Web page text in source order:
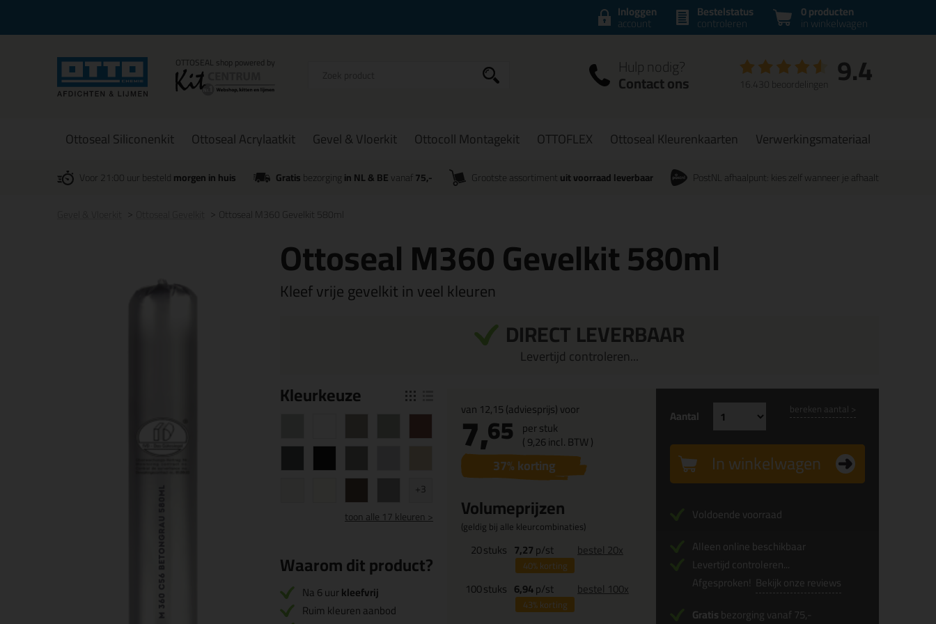
0 producten
in winkelwagen
Bestelstatus
controleren
Inloggen
account
Hulp nodig?
Contact ons 9.4
16.430 beoordelingen
Ottoseal Siliconenkit Ottoseal Acrylaatkit Gevel & Vloerkit Ottocoll Montagekit OTTOFLEX Ottoseal Kleurenkaarten Verwerkingsmateriaal
Voor 21:00 uur besteldmorgen in huis Gratisbezorgingin NL & BEvanaf 75,- Grootste assortiment uit voorraad leverbaar PostNL afhaalpunt: kies zelf wanneer je afhaalt
Ottoseal M360 Gevelkit 580ml
Ottoseal M360 Gevelkit 580ml
Kleef vrije gevelkit in veel kleuren
DIRECT LEVERBAAR
Levertijd controleren...
Kleurkeuze
+3
toonalle 17 kleuren >
Waarom dit product?
Na 6 uurkleefvrij
Ruim kleuren aanbod
van 12,15(adviesprijs) voor
7,65 per stuk
(9,26incl. BTW )
37% korting
Volumeprijzen
(geldig bij alle kleurcombinaties)
20stuks 7,27p/st
40%korting
bestel 20x
100stuks 6,94p/st
43%korting
bestel 100x
Aantal bereken aantal >
In winkelwagen
Voldoende voorraad
Alleen online beschikbaar
Levertijd controleren...
Afgesproken! Bekijk onze reviews
Gratisbezorging vanaf 75,-